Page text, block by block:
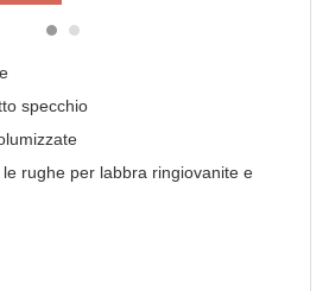
specchio
rughe per labbra ringiovanite e